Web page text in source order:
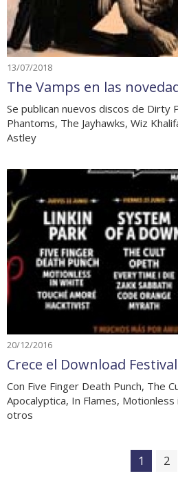
13/07/2018
The Vamps en las
Se publican nuevos discos de Dirty
Phantoms, The Jayhawks, Wiz
Astley
20/12/2016
Crece el Download
Con Five Finger Death Punch, The
Apocalyptica, In Flames,
otros
1 2